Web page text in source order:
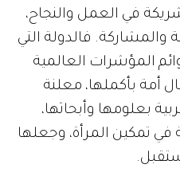
شريكة في العمل والنجاح،
والمشاركة. فالدولة التي
المؤشرات العالمية
أمة بأكملها، معلنة
بعلومها وأبحاثها،
تمكين المرأة، وجعلها